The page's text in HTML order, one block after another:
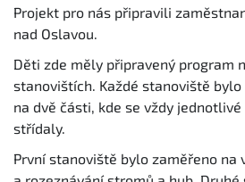
Projekt pro nás připravili
nad Oslavou.
Děti zde měly připravený program
stanovištích. Každé stanoviště
na dvě části, kde se vždy
střídaly.
První stanoviště bylo zaměřeno na